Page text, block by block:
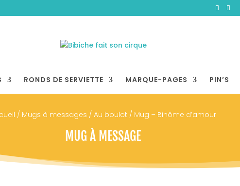
RONDS DE SERVIETTE MARQUE-PAGES PIN’S
/ Mugs à messages / Au boulot / Mug – Binôme d’amour
MUG À MESSAGE